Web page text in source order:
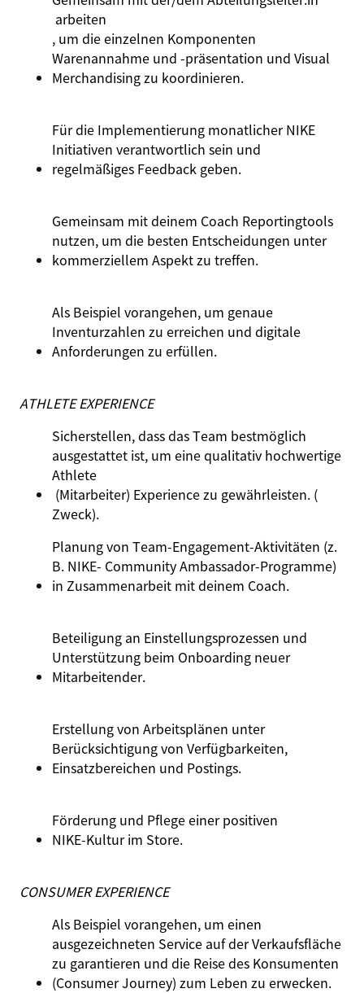
arbeiten
, um die einzelnen Komponenten
Warenannahme und -präsentation und Visual
Merchandising zu koordinieren.
Für die Implementierung monatlicherNIKE
Initiativen verantwortlich sein und
regelmäßiges Feedback geben.
Gemeinsam mitdeinem Coach Reportingtools
nutzen, um die besten Entscheidungen unter
kommerziellem Aspektzu treffen.
Als Beispiel vorangehen, um genaue
Inventurzahlen zu erreichen und digitale
Anforderungen zu erfüllen.
ATHLETE EXPERIENCE
Sicherstellen, dass das Team bestmöglich
ausgestattet ist, um eine qualitativ hochwertige
Athlete
(Mitarbeiter) Experience zu gewährleisten. (
Zweck).
Planung von Team‑Engagement‑Aktivitäten (z.
B. NIKE- Community Ambassador‑Programme)
in Zusammenarbeit mit deinem Coach.
Beteiligung an Einstellungsprozessen und
Unterstützung beim Onboarding neuer
Mitarbeitender.
Erstellung von Arbeitsplänen unter
Berücksichtigung von Verfügbarkeiten,
Einsatzbereichen und Postings.
Förderung und Pflege einer positiven
NIKE‑Kultur im Store.
CONSUMER EXPERIENCE
Als Beispiel vorangehen, um einen
ausgezeichneten Service auf der Verkaufsfläche
zu garantieren und die Reise des Konsumenten
(Consumer Journey) zum Leben zu erwecken.